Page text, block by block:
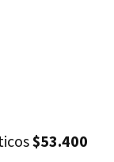
$53.400